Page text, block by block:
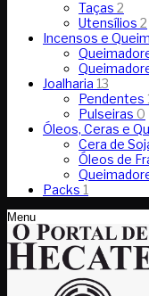
Taças 2
Utensílios 2
Incensos e
Joalharia 13
Pendentes
Pulseiras 0
Óleos, Ceras e
Cera de
Óleos de
Packs 1
Menu